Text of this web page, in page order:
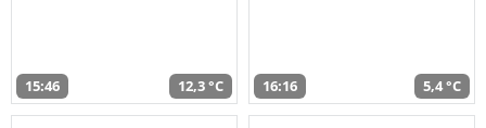
15:46 12,3 °C 16:16 5,4 °C